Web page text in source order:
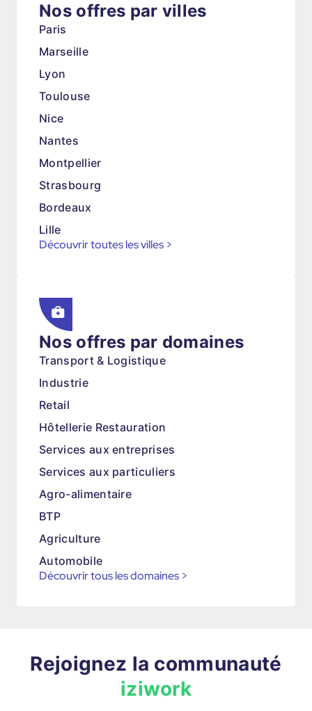
Nos offres par villes
Paris
Marseille
Lyon
Toulouse
Nice
Nantes
Montpellier
Strasbourg
Bordeaux
Lille
Découvrir toutes les villes >
Nos offres par domaines
Transport & Logistique
Industrie
Retail
Hôtellerie Restauration
Services aux entreprises
Services aux particuliers
Agro-alimentaire
BTP
Agriculture
Automobile
Découvrir tous les domaines >
Rejoignez la communauté
iziwork